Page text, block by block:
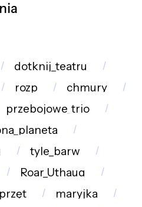
dotknij_teatru
rozp
chmury
przebojowe_trio
tyle_barw
Roar_Uthaug
maryjka